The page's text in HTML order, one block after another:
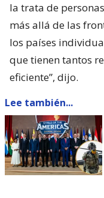
la trata de
más allá de las
los países
que tienen tantos
eficiente”, dijo.
Lee también...